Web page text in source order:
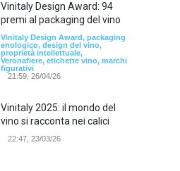
Vinitaly Design Award: 94
premi al packaging del vino
Vinitaly Design Award, packaging
enologico, design del vino,
proprietà intellettuale,
Veronafiere, etichette vino, marchi
figurativi
21:59, 26/04/26
Vinitaly 2025: il mondo del
vino si racconta nei calici
22:47, 23/03/26